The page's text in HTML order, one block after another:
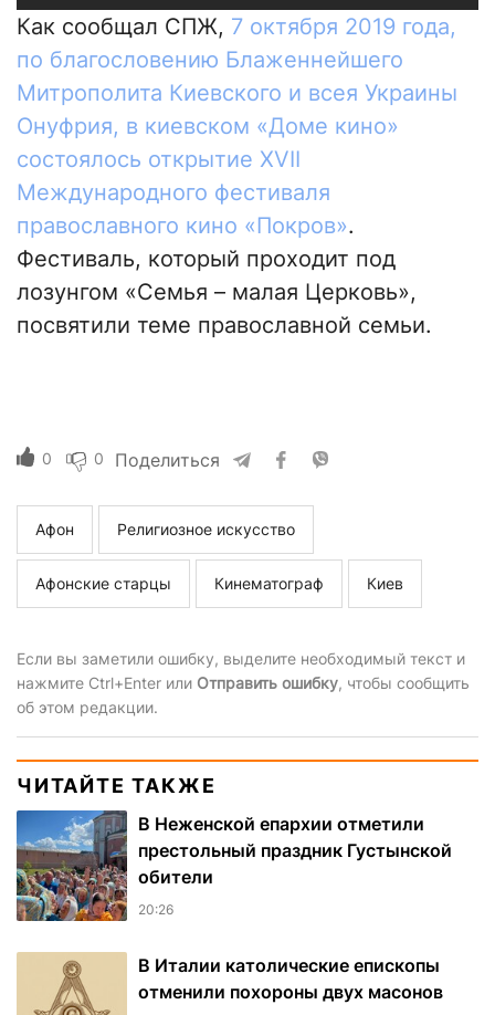
Как сообщал СПЖ, 7 октября 2019 года,
по благословению Блаженнейшего
Митрополита Киевского и всея Украины
Онуфрия, в киевском «Доме кино»
состоялось открытие XVII
Международного фестиваля
православного кино «Покров».
Фестиваль, который проходит под
лозунгом «Семья – малая Церковь»,
посвятили теме православной семьи.
0 0 Поделиться
Афон Религиозное искусство
Афонские старцы Кинематограф Киев
Если вы заметили ошибку, выделите необходимый текст и
нажмите Ctrl+Enter или Отправить ошибку, чтобы сообщить
об этом редакции.
ЧИТАЙТЕ ТАКЖЕ
В Неженской епархии отметили
престольный праздник Густынской
обители
20:26
В Италии католические епископы
отменили похороны двух масонов